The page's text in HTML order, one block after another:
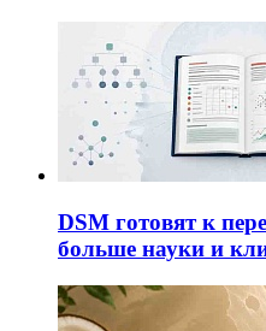
DSM готовят к
больше науки и